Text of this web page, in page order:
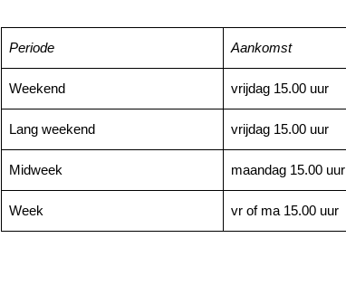
Periode Aankomst
Weekend vrijdag 15.00 uur
Lang weekend vrijdag 15.00 uur
Midweek maandag 15.00 uur
Week vr of ma 15.00 uur